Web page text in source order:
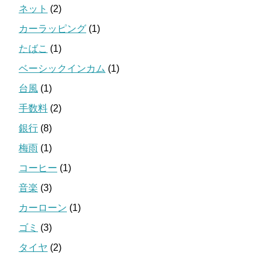
ネット (2)
カーラッピング (1)
たばこ (1)
ベーシックインカム (1)
台風 (1)
手数料 (2)
銀行 (8)
梅雨 (1)
コーヒー (1)
音楽 (3)
カーローン (1)
ゴミ (3)
タイヤ (2)